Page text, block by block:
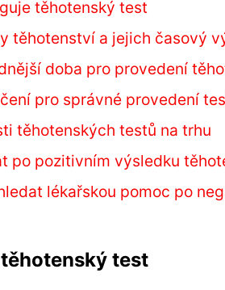
těhotenský test
těhotenství a jejich časový
doba pro provedení
pro správné provedení
těhotenských testů na trhu
po pozitivním výsledku
lékařskou pomoc po
test